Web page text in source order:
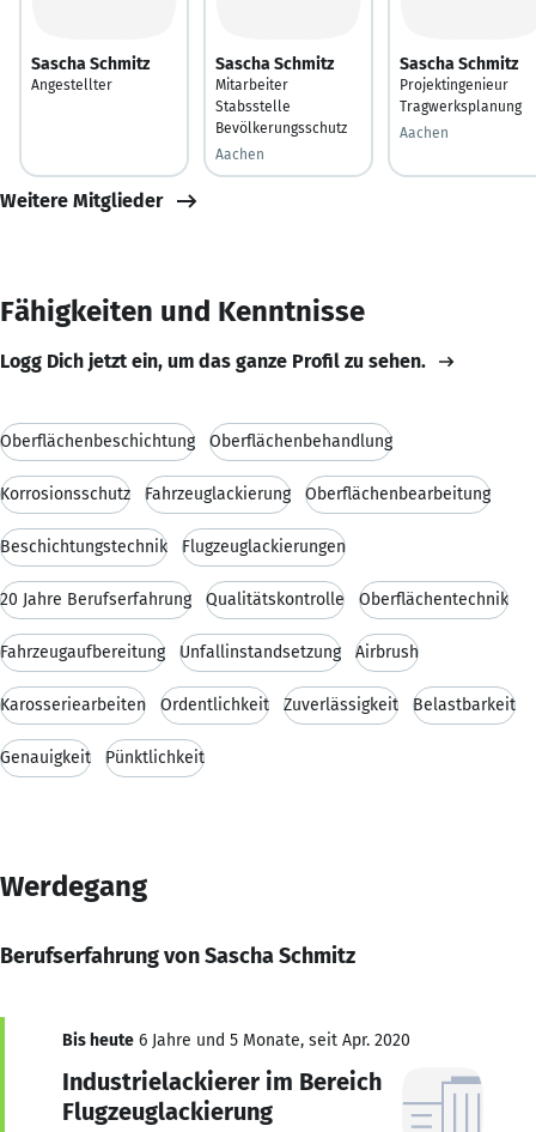
Sascha Schmitz
Angestellter
Sascha Schmitz
Mitarbeiter
Stabsstelle
Bevölkerungsschutz
Aachen
Sascha Schmitz
Projektingenieur
Tragwerksplanung
Aachen
Weitere Mitglieder
Fähigkeiten und Kenntnisse
Logg Dich jetzt ein, um das ganze Profil zu sehen.
Oberflächenbeschichtung Oberflächenbehandlung
Korrosionsschutz Fahrzeuglackierung Oberflächenbearbeitung
Beschichtungstechnik Flugzeuglackierungen
20 Jahre Berufserfahrung Qualitätskontrolle Oberflächentechnik
Fahrzeugaufbereitung Unfallinstandsetzung Airbrush
Karosseriearbeiten Ordentlichkeit Zuverlässigkeit Belastbarkeit
Genauigkeit Pünktlichkeit
Werdegang
Berufserfahrung von Sascha Schmitz
Bis heute 6 Jahre und 5 Monate, seit Apr. 2020
Industrielackierer im Bereich
Flugzeuglackierung